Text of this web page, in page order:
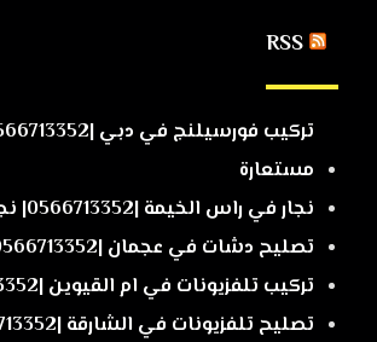
RSS
مستعارة
نجار في راس الخيمة |0566713352| نجار ممتاز
تصليح دشات في عجمان |0566713352
تركيب تلفزيونات في ام القيوين |0566713352
تصليح تلفزيونات في الشارقة |0566713352